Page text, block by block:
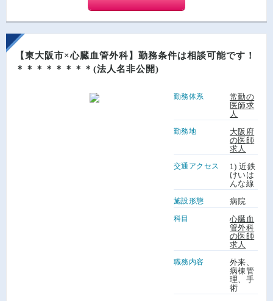
【東大阪市×心臓血管外科】勤務条件は相談可能です！
＊＊＊＊＊＊＊＊(法人名非公開)
勤務体系
常勤の
医師求
人
勤務地
大阪府
の医師
求人
交通アクセス
1) 近鉄
けいは
んな線
施設形態 病院
科目
心臓血
管外科
の医師
求人
職務内容
外来、
病棟管
理、手
術